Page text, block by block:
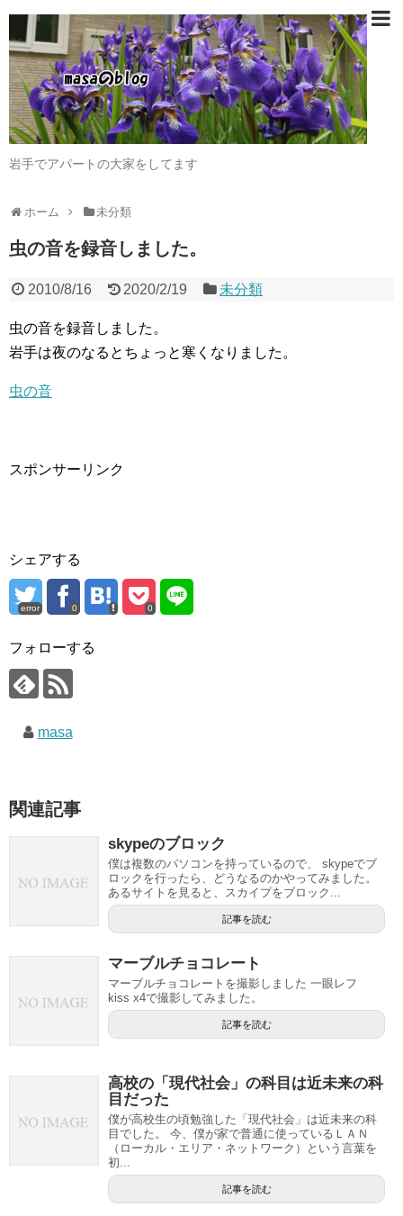
岩手でアパートの大家をしてます
ホーム 未分類
虫の音を録音しました。
2010/8/16 2020/2/19 未分類
虫の音を録音しました。
岩手は夜のなるとちょっと寒くなりました。
虫の音
スポンサーリンク
シェアする
error 0 0
フォローする
masa
関連記事
skypeのブロック
僕は複数のパソコンを持っているので、 skypeでブ
ロックを行ったら、どうなるのかやってみました。
あるサイトを見ると、スカイプをブロック...
記事を読む
マーブルチョコレート
マーブルチョコレートを撮影しました 一眼レフ
kiss x4で撮影してみました。
記事を読む
高校の「現代社会」の科目は近未来の科
目だった
僕が高校生の頃勉強した「現代社会」は近未来の科
目でした。 今、僕が家で普通に使っているＬＡＮ
（ローカル・エリア・ネットワーク）という言葉を
初...
記事を読む